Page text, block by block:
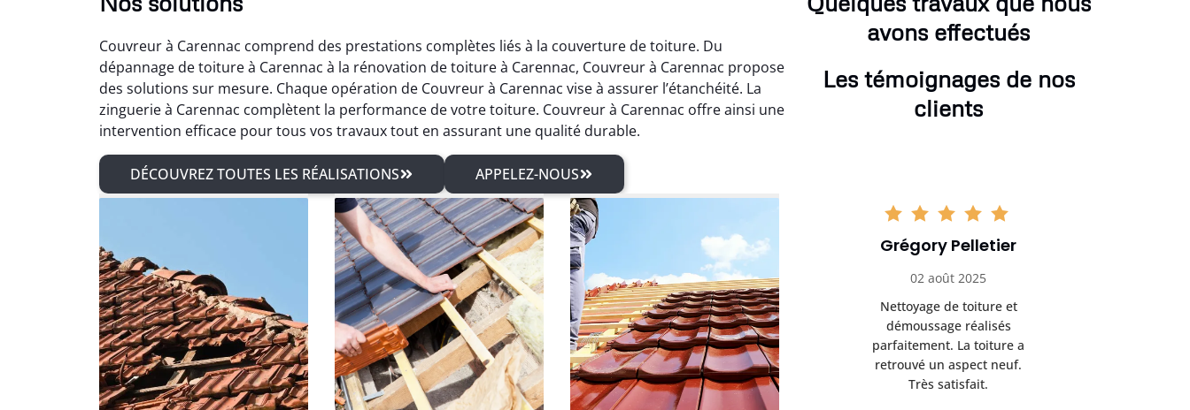
Couvreur à Carennac comprend des prestations complètes liés à la couverture de toiture. Du
dépannage de toiture à Carennac à la rénovation de toiture à Carennac, Couvreur à Carennac propose
des solutions sur mesure. Chaque opération de Couvreur à Carennac vise à assurer l’étanchéité. La
zinguerie à Carennac complètent la performance de votre toiture. Couvreur à Carennac offre ainsi une
intervention efficace pour tous vos travaux tout en assurant une qualité durable.
DÉCOUVREZ TOUTES LES RÉALISATIONS APPELEZ-NOUS
avons effectués
Les témoignages de nos
clients
Adrien Rolland
04 mars 2026
Très satisfait du traitement
de charpente et des travaux
de zinguerie. Travail sérieux
avec un excellent rendu
final.
Sébastien Arnaud
21 juin 2025
Intervention rapide pour une
réparation de fuite de
toiture. Problème réglé
immédiatement. Très bon
travail.
Grégory Pelletier
02 août 2025
Nettoyage de toiture et
démoussage réalisés
parfaitement. La toiture a
retrouvé un aspect neuf.
Très satisfait.